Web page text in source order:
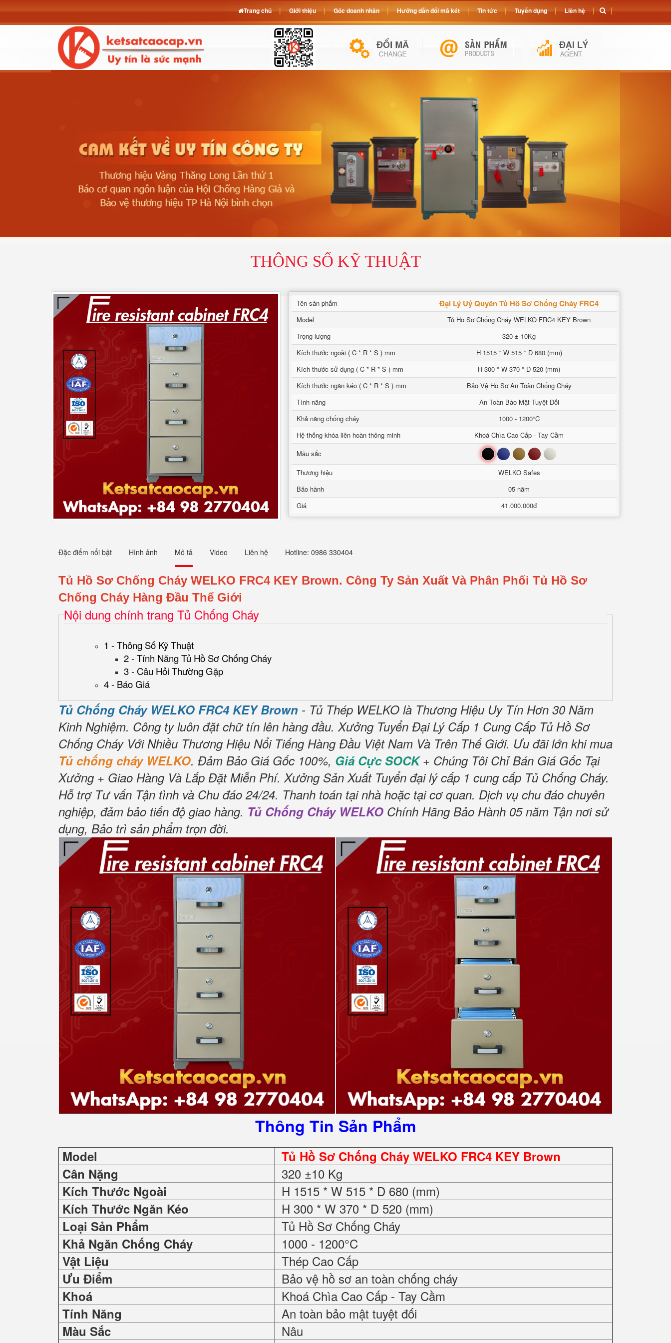
THÔNG SỐ KỸ THUẬT
Tên sản phẩm Đại Lý Uỷ Quyền Tủ Hồ Sơ Chống Cháy FRC4
Model
Tủ Hồ Sơ Chống Cháy WELKO FRC4 KEY Brown
Trọng lượng
320 ± 10Kg
Kích thước ngoài ( C * R * S ) mm
H 1515 * W 515 * D 680 (mm)
Kích thước sử dụng ( C * R * S ) mm
H 300 * W 370 * D 520 (mm)
Kích thước ngăn kéo ( C * R * S ) mm
Bảo Vệ Hồ Sơ An Toàn Chống Cháy
Tính năng
An Toàn Bảo Mật Tuyệt Đối
Khả năng chống cháy
1000 - 1200°C
Hệ thống khóa liên hoàn thông minh
Khoá Chìa Cao Cấp - Tay Cầm
Mầu sắc
Đen Xanh Nâu Đỏ Trắng
Thương hiệu
WELKO Safes
Bảo hành
05 năm
Giá
41.000.000đ
Đặc điểm nổi bật Hình ảnh Mô tả Video Liên hệ Hotline: 0986 330404
Tủ Hồ Sơ Chống Cháy WELKO FRC4 KEY Brown. Công Ty Sản Xuất Và Phân Phối Tủ Hồ Sơ
Chống Cháy Hàng Đầu Thế Giới
Nội dung chính trang Tủ Chống Cháy
1 - Thông Số Kỹ Thuật
2 - Tính Năng Tủ Hồ Sơ Chống Cháy
3 - Câu Hỏi Thường Gặp
4 - Báo Giá
Tủ Chống Cháy WELKO FRC4 KEY Brown - Tủ Thép WELKO là Thương Hiệu Uy Tín Hơn 30 Năm
Kinh Nghiệm. Công ty luôn đặt chữ tín lên hàng đầu. Xưởng Tuyển Đại Lý Cấp 1 Cung Cấp Tủ Hồ Sơ
Chống Cháy Với Nhiều Thương Hiệu Nổi Tiếng Hàng Đầu Việt Nam Và Trên Thế Giới. Ưu đãi lớn khi mua
Tủ chống cháy WELKO. Đảm Bảo Giá Gốc 100%, Giá Cực SOCK+ Chúng Tôi Chỉ Bán Giá Gốc Tại
Xưởng + Giao Hàng Và Lắp Đặt Miễn Phí. Xưởng Sản Xuất Tuyển đại lý cấp 1 cung cấp Tủ Chống Cháy.
Hỗ trợ Tư vấn Tận tình và Chu đáo 24/24. Thanh toán tại nhà hoặc tại cơ quan. Dịch vụ chu đáo chuyên
nghiệp, đảm bảo tiến độ giao hàng. Tủ Chống Cháy WELKO Chính Hãng Bảo Hành 05 năm Tận nơi sử
dụng, Bảo trì sản phẩm trọn đời.
Thông Tin Sản Phẩm
Model
Tủ Hồ Sơ Chống Cháy WELKO FRC4 KEY Brown
Cân Nặng
320 ±10 Kg
Kích Thước Ngoài H 1515 * W 515 * D 680 (mm)
Kích Thước Ngăn Kéo H 300 * W 370 * D 520 (mm)
Loại Sản Phẩm Tủ Hồ Sơ Chống Cháy
Khả Ngăn Chống Cháy 1000 - 1200°C
Vật Liệu Thép Cao Cấp
Ưu Điểm Bảo vệ hồ sơ an toàn chống cháy
Khoá Khoá Chìa Cao Cấp - Tay Cầm
Tính Năng An toàn bảo mật tuyệt đối
Màu Sắc Nâu
Trang chủ Giới thiệu Góc doanh nhân Hướng dẫn đổi mã két Tin tức Tuyển dụng Liên hệ